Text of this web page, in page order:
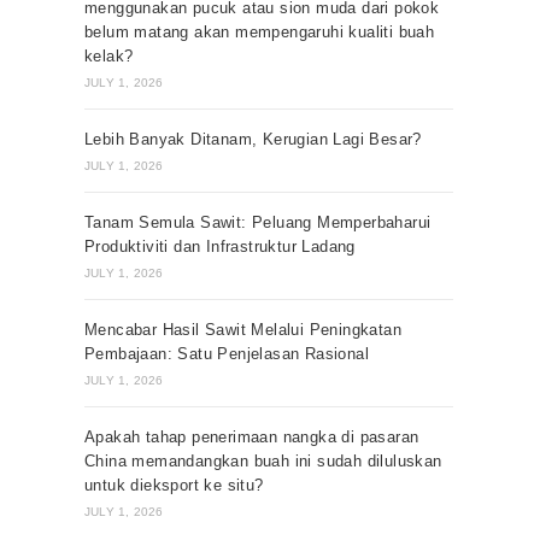
menggunakan pucuk atau sion muda dari pokok
belum matang akan mempengaruhi kualiti buah
kelak?
JULY 1, 2026
Lebih Banyak Ditanam, Kerugian Lagi Besar?
JULY 1, 2026
Tanam Semula Sawit: Peluang Memperbaharui
Produktiviti dan Infrastruktur Ladang
JULY 1, 2026
Mencabar Hasil Sawit Melalui Peningkatan
Pembajaan: Satu Penjelasan Rasional
JULY 1, 2026
Apakah tahap penerimaan nangka di pasaran
China memandangkan buah ini sudah diluluskan
untuk dieksport ke situ?
JULY 1, 2026